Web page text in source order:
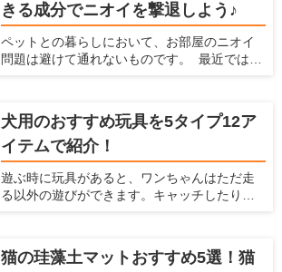
すさを考慮しつつ、トイレ関連のアイテムや
トイレの置き方を工夫すれば、ベストな場所
が見つかるはずです。この記事では、愛犬が
好むトイレの条件とおすすめの場所、トイレ
きる成分でニオイを撃退しよう♪
ペットとの暮らしにおいて、お部屋のニオイ
問題は避けて通れないものです。 最近ではさ
全かどうか」で選びたいですよね。 今回は
「ペットがいるご家庭でも安心して使える消
臭剤」を5つご紹介します。
犬用のおすすめ玩具を5タイプ12ア
イテムで紹介！
遊ぶ時に玩具があると、ワンちゃんはただ走
る以外の遊びができます。キャッチしたり、
も、玩具は愛犬、飼い主のどちらにとっても
様々なメリットがあります。 ここでは、犬と
猫の珪藻土マットおすすめ5選！猫